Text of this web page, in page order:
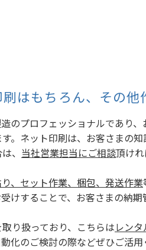
はもちろん、その
のプロフェッショナルであり
。ネット印刷は、お客さまの知
、 当社営業担当にご相談頂け
、セット作業、梱包、発送作業
けすることで、お客さまの納
り扱っており、こちらはレン
化のご検討の際などぜひご活用